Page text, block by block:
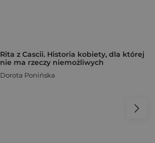
Rita z Cascii. Historia kobiety, dla której
nie ma rzeczy niemożliwych
Dorota Ponińska